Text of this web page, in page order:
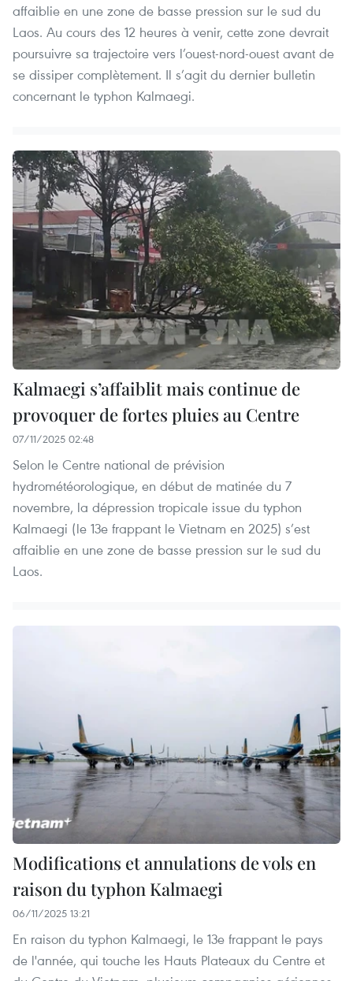
affaiblie en une zone de basse pression sur le sud du
Laos. Au cours des 12 heures à venir, cette zone devrait
poursuivre sa trajectoire vers l’ouest-nord-ouest avant de
se dissiper complètement. Il s’agit du dernier bulletin
concernant le typhon Kalmaegi.
Kalmaegi s’affaiblit mais continue de
provoquer de fortes pluies au Centre
07/11/2025 02:48
Selon le Centre national de prévision
hydrométéorologique, en début de matinée du 7
novembre, la dépression tropicale issue du typhon
Kalmaegi (le 13e frappant le Vietnam en 2025) s’est
affaiblie en une zone de basse pression sur le sud du
Laos.
Modifications et annulations de vols en
raison du typhon Kalmaegi
06/11/2025 13:21
En raison du typhon Kalmaegi, le 13e frappant le pays
de l'année, qui touche les Hauts Plateaux du Centre et